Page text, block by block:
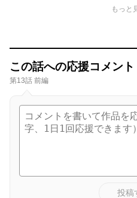
もっと
この話への応援コメント
第13話 前編
投稿